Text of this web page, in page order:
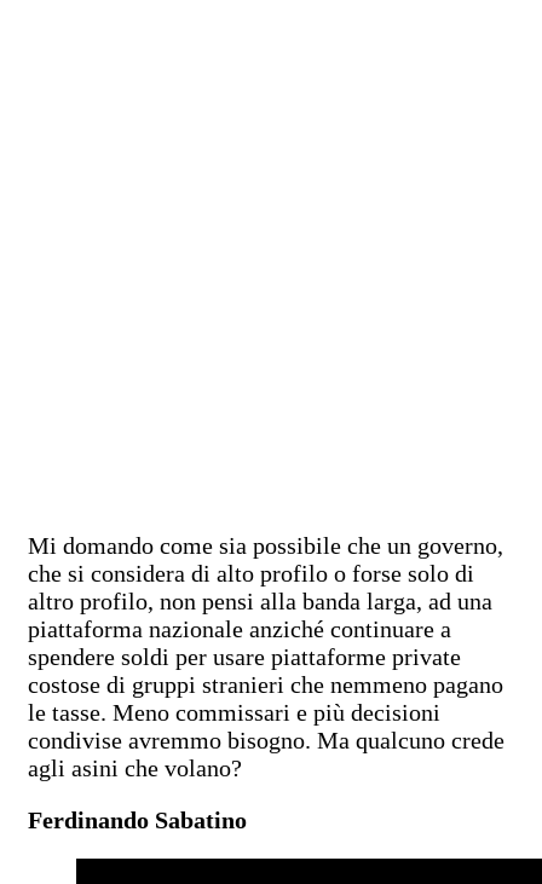
Mi domando come sia possibile che un governo,
che si considera di alto profilo o forse solo di
altro profilo, non pensi alla banda larga, ad una
piattaforma nazionale anziché continuare a
spendere soldi per usare piattaforme private
costose di gruppi stranieri che nemmeno pagano
le tasse. Meno commissari e più decisioni
condivise avremmo bisogno. Ma qualcuno crede
agli asini che volano?
Ferdinando Sabatino